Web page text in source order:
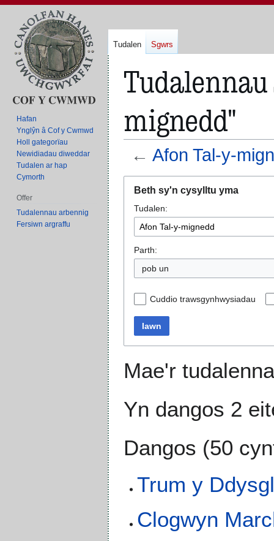
mignedd"
← Afon Tal-y-
panel
llywio
bar
chwilio
Beth sy'n cysylltu yma
Tudalen:
Parth:
pob un
Cuddio trawsgynhwysiadau
Iawn
Mae'r
Yn dangos 2
Dangos (50
Trum y
Clogwyn
Tudalen Sgwrs
Hafan
Ynglŷn â Cof y Cwmwd
Holl gategorïau
Newidiadau diweddar
Tudalen ar hap
Cymorth
Offer
Tudalennau arbennig
Fersiwn argraffu